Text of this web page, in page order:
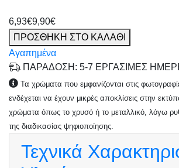
6,93€9,90€
ΠΡΟΣΘΗΚΗ ΣΤΟ ΚΑΛΑΘΙ
Αγαπημένα
ΠΑΡΑΔΟΣΗ: 5-7 ΕΡΓΑΣΙΜΕΣ
Τα χρώματα που εμφανίζονται στις
ενδέχεται να έχουν μικρές αποκλίσεις στην
χρώματα όπως το χρυσό ή το μεταλλικό, λόγω
της διαδικασίας ψηφιοποίησης.
Τεχνικά